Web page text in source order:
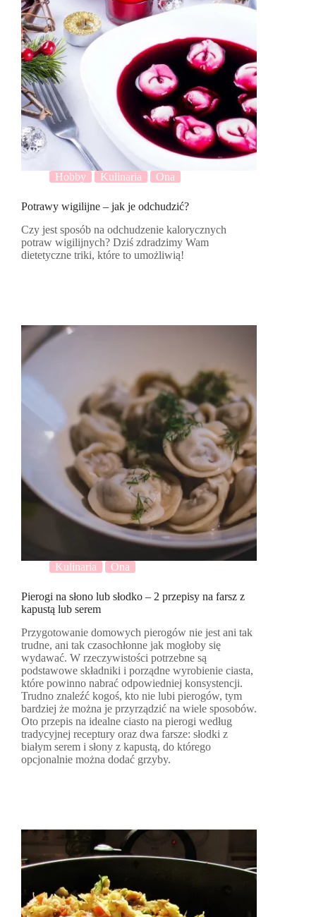
Hobby Kulinaria Ona
Potrawy wigilijne – jak je odchudzić?
Czy jest sposób na odchudzenie kalorycznych
potraw wigilijnych? Dziś zdradzimy Wam
dietetyczne triki, które to umożliwią!
Kulinaria Ona
Pierogi na słono lub słodko – 2 przepisy na farsz z
kapustą lub serem
Przygotowanie domowych pierogów nie jest ani tak
trudne, ani tak czasochłonne jak mogłoby się
wydawać. W rzeczywistości potrzebne są
podstawowe składniki i porządne wyrobienie ciasta,
które powinno nabrać odpowiedniej konsystencji.
Trudno znaleźć kogoś, kto nie lubi pierogów, tym
bardziej że można je przyrządzić na wiele sposobów.
Oto przepis na idealne ciasto na pierogi według
tradycyjnej receptury oraz dwa farsze: słodki z
białym serem i słony z kapustą, do którego
opcjonalnie można dodać grzyby.